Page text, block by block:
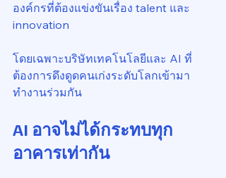
องค์กรที่ต้องแข่งขันเรื่อง talent และ
innovation
โดยเฉพาะบริษัทเทคโนโลยีและ AI ที่
ต้องการดึงดูดคนเก่งระดับโลกเข้ามา
ทำงานร่วมกัน
AI อาจไม่ได้กระทบทุก
อาคารเท่ากัน